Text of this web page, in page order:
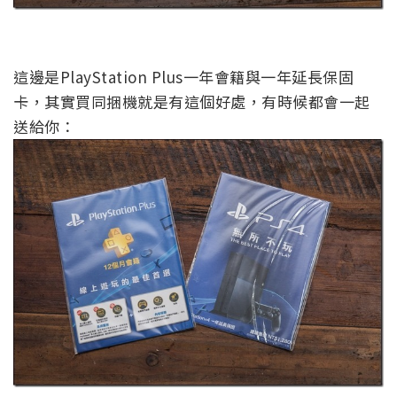
這邊是PlayStation Plus一年會籍與一年延長保固
卡，其實買同捆機就是有這個好處，有時候都會一起
送給你：